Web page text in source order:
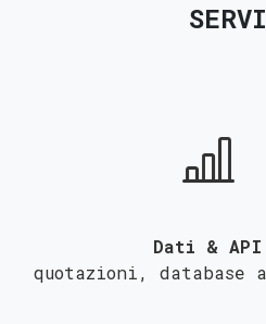
Dati & API
quotazioni, database